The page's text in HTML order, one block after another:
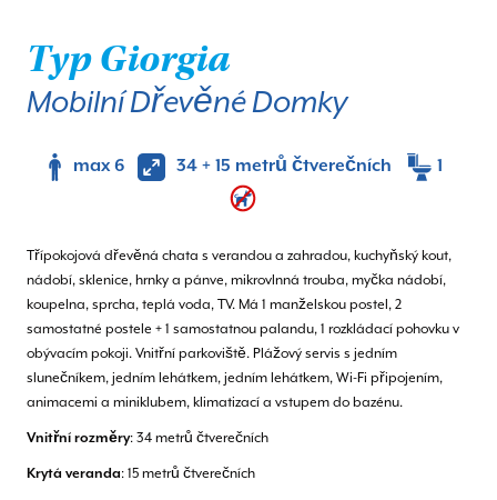
Typ Giorgia
Mobilní Dřevěné Domky
max 6 34 + 15 metrů čtverečních 1
Třípokojová dřevěná chata s verandou a zahradou, kuchyňský kout,
nádobí, sklenice, hrnky a pánve, mikrovlnná trouba, myčka nádobí,
koupelna, sprcha, teplá voda, TV. Má 1 manželskou postel, 2
samostatné postele + 1 samostatnou palandu, 1 rozkládací pohovku v
obývacím pokoji. Vnitřní parkoviště. Plážový servis s jedním
slunečníkem, jedním lehátkem, jedním lehátkem, Wi-Fi připojením,
animacemi a miniklubem, klimatizací a vstupem do bazénu.
Vnitřní rozměry: 34 metrů čtverečních
Krytá veranda: 15 metrů čtverečních